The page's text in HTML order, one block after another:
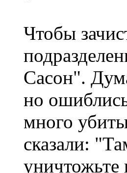
Чтобы
Сасон".
но
много
сказали: